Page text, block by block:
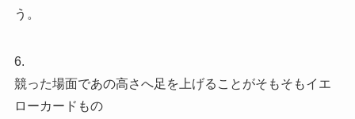
う。
6.
競った場面であの高さへ足を上げることがそもそもイエ
ローカードもの